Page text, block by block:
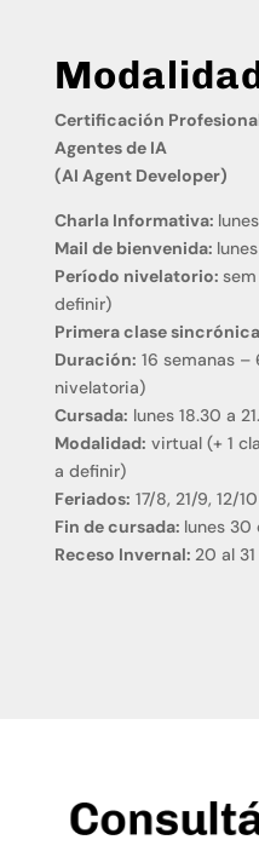
Certificación
Agentes de IA
(AI Agent Developer)
Charla Informativa:
Mail de bienvenida:
Período nivelatorio:
definir)
Primera clase
Duración: 16 semanas –
nivelatoria)
Cursada: lunes 18.30 a
Modalidad: virtual (+ 1
a definir)
Feriados: 17/8, 21/9, 12/
Fin de cursada: lunes 30
Receso Invernal: 20 al